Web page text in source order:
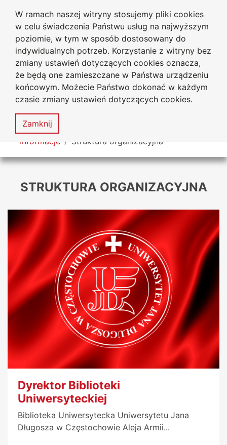
W ramach naszej witryny stosujemy pliki cookies
w celu świadczenia Państwu usług na najwyższym
poziomie, w tym w sposób dostosowany do
indywidualnych potrzeb. Korzystanie z witryny bez
zmiany ustawień dotyczących cookies oznacza,
że będą one zamieszczane w Państwa urządzeniu
końcowym. Możecie Państwo dokonać w każdym
czasie zmiany ustawień dotyczących cookies.
Zamknij
Przejdź do głównego menu
Przejdź do treści
Przejdź do wyszukiwarki
Przejdź do mapy serwisu
Biblioteka Uniwersytecka
Uniwersytetu Jana Długosza
w Częstochowie
Deklaracja
dostępności
Mapa
serwisu
MENU
Tutaj jesteś
Informacje Struktura organizacyjna
STRUKTURA ORGANIZACYJNA
Dyrektor Biblioteki
Uniwersyteckiej
Biblioteka Uniwersytecka Uniwersytetu Jana
Długosza w Częstochowie Aleja Armii...